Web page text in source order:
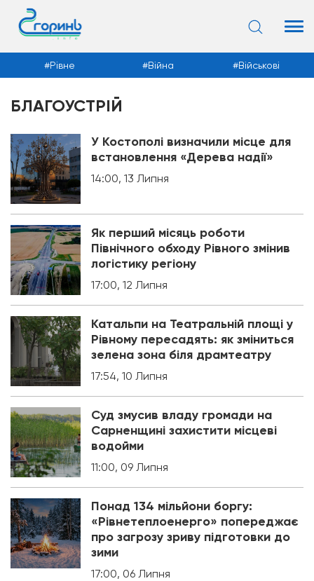
Новини
Рівне Війна Військові
БЛАГОУСТРІЙ
У Костополі визначили місце для
встановлення «Дерева надії»
14:00, 13 Липня
Як перший місяць роботи
Північного обходу Рівного змінив
логістику регіону
17:00, 12 Липня
Катальпи на Театральній площі у
Рівному пересадять: як зміниться
зелена зона біля драмтеатру
17:54, 10 Липня
Суд змусив владу громади на
Сарненщині захистити місцеві
водойми
11:00, 09 Липня
Понад 134 мільйони боргу:
«Рівнетеплоенерго» попереджає
про загрозу зриву підготовки до
зими
17:00, 06 Липня